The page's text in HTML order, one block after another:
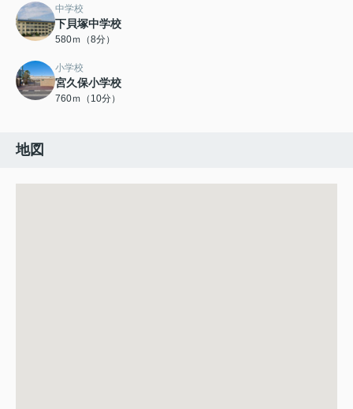
中学校
下貝塚中学校
580ｍ（8分）
小学校
宮久保小学校
760ｍ（10分）
地図